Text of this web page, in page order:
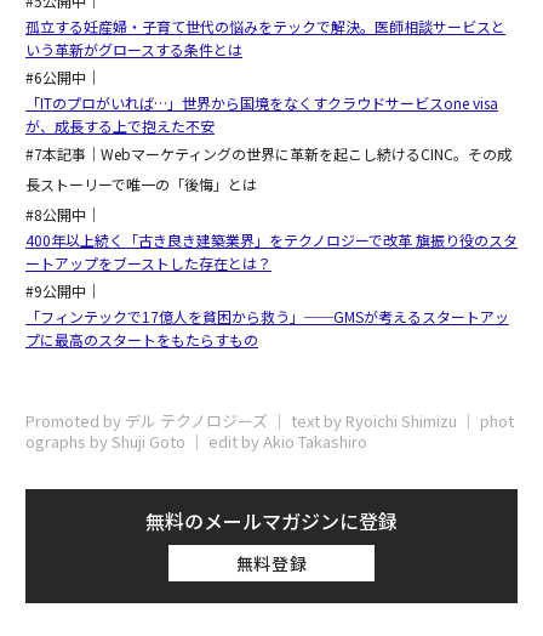
孤立する妊産婦・子育て世代の悩みをテックで解決。医師相談サービスと
いう革新がグロースする条件とは
#6公開中｜
「ITのプロがいれば…」世界から国境をなくすクラウドサービスone visa
が、成長する上で抱えた不安
#7本記事｜Webマーケティングの世界に革新を起こし続けるCINC。その成
長ストーリーで唯一の「後悔」とは
#8公開中｜
400年以上続く「古き良き建築業界」をテクノロジーで改革 旗振り役のスタ
ートアップをブーストした存在とは？
#9公開中｜
「フィンテックで17億人を貧困から救う」──GMSが考えるスタートアッ
プに最高のスタートをもたらすもの
Promoted by デル テクノロジーズ │ text by Ryoichi Shimizu │ phot
ographs by Shuji Goto │ edit by Akio Takashiro
無料のメールマガジンに登録
無料登録